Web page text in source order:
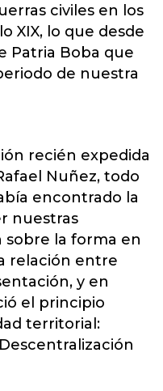
civiles en los
XIX, lo que desde
Patria Boba que
de nuestra
recién expedida
Nuñez, todo
encontrado la
nuestras
sobre la forma en
relación entre
y en
el principio
territorial: